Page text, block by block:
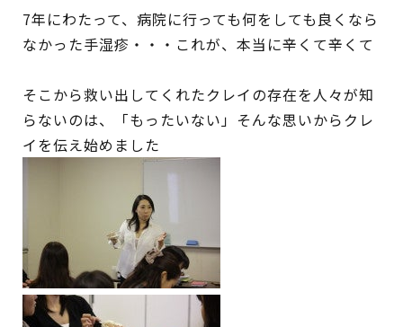
7年にわたって、病院に行っても何をしても良くなら
なかった手湿疹・・・これが、本当に辛くて辛くて
そこから救い出してくれたクレイの存在を人々が知
らないのは、「もったいない」そんな思いからクレ
イを伝え始めました